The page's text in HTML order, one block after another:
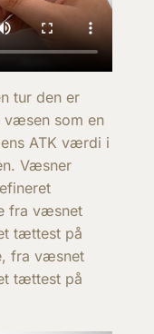
tur den er
væsen som en
ATK værdi i
Væsner
fra væsnet
tættest på
fra væsnet
tættest på